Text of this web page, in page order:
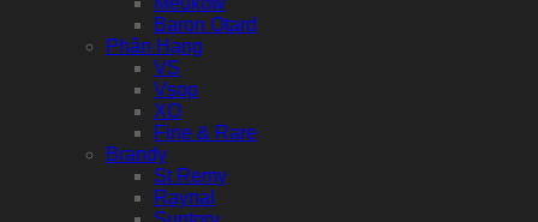
Baron Otard
Phân Hạng
VS
Vsop
XO
Fine & Rare
Brandy
St Remy
Raynal